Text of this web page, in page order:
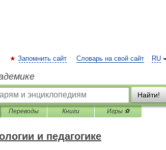
RU
Запомнить сайт Словарь на свой сайт
Найти!
Переводы Книги Игры ⚽
и педагогике